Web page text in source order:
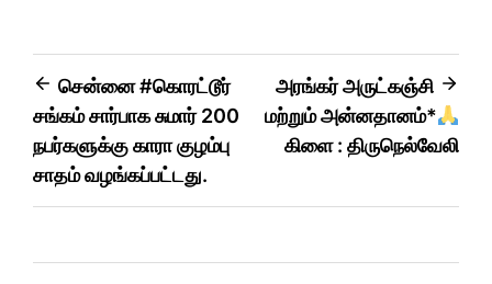
சென்னை #கொரட்டூர்
சங்கம் சார்பாக சுமார் 200
நபர்களுக்கு காரா குழம்பு
சாதம் வழங்கப்பட்டது.
அரங்கர் அருட்கஞ்சி
மற்றும் அன்னதானம்*
கிளை : திருநெல்வேலி